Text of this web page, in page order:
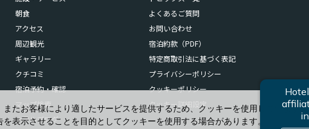
朝食
アクセス
周辺観光
ギャラリー
クチコミ
宿泊予約・確認
マップ検索
ホテルブログ
よくあるご質問
お問い合わせ
宿泊約款（PDF）
特定商取引法に基づく表記
プライバシーポリシー
クッキーポリシー
クッキー詳細設定
たお客様により適したサービスを提供するため、クッキーを使用しています。
表示させることを目的としてクッキーを使用する場合があります。